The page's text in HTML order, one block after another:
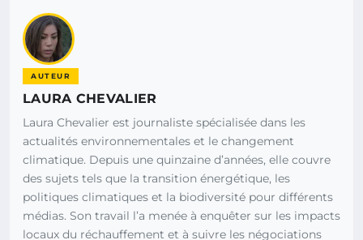
AUTEUR
LAURA CHEVALIER
Laura Chevalier est journaliste spécialisée dans les
actualités environnementales et le changement
climatique. Depuis une quinzaine d’années, elle couvre
des sujets tels que la transition énergétique, les
politiques climatiques et la biodiversité pour différents
médias. Son travail l’a menée à enquêter sur les impacts
locaux du réchauffement et à suivre les négociations